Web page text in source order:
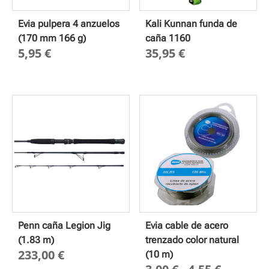
Evia pulpera 4 anzuelos
(170 mm 166 g)
5,95€
Kali Kunnan funda de
caña 1160
35,95€
Penn caña Legion Jig
(1.83 m)
233,00€
Evia cable de acero
trenzado color natural
(10 m)